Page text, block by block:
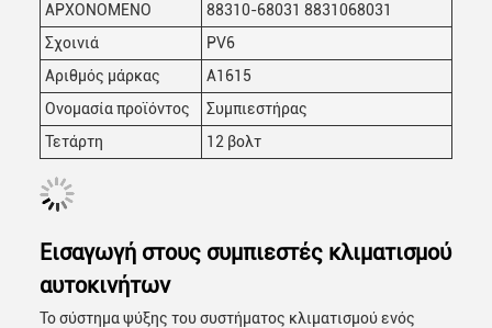
ΑΡΧΟΝΟΜΕΝΟ
88310-68031 8831068031
Σχοινιά
PV6
Αριθμός μάρκας
Α1615
Ονομασία προϊόντος
Συμπιεστήρας
Τετάρτη
12 βολτ
Εισαγωγή στους συμπιεστές κλιματισμού
αυτοκινήτων
Το σύστημα ψύξης του συστήματος κλιματισμού ενός